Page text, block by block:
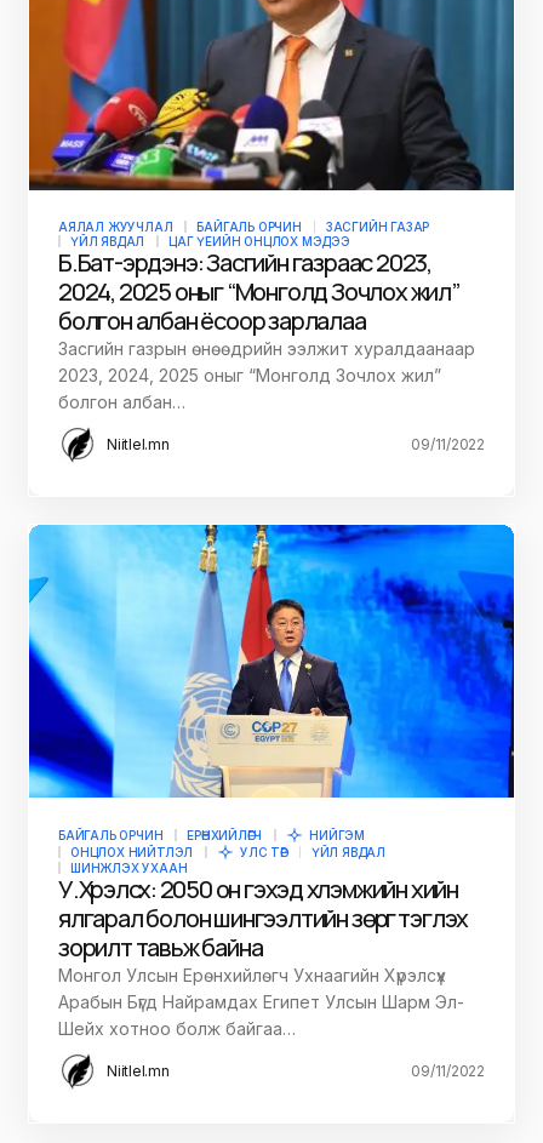
АЯЛАЛ ЖУУЧЛАЛ БАЙГАЛЬ ОРЧИН
ЗАСГИЙН ГАЗАР
ҮЙЛ ЯВДАЛ
ЦАГ ҮЕИЙН ОНЦЛОХ МЭДЭЭ
Б.Бат-эрдэнэ: Засгийн газраас 2023,
2024, 2025 оныг “Монголд Зочлох жил”
болгон албан ёсоор зарлалаа
Засгийн газрын өнөөдрийн ээлжит хуралдаанаар
2023, 2024, 2025 оныг “Монголд Зочлох жил”
болгон албан…
Niitlel.mn 09/11/2022
БАЙГАЛЬ ОРЧИН ЕРӨНХИЙЛӨГЧ
НИЙГЭМ
ОНЦЛОХ НИЙТЛЭЛ
УЛС ТӨР
ҮЙЛ ЯВДАЛ
ШИНЖЛЭХ УХААН
У.Хүрэлсүх: 2050 он гэхэд хүлэмжийн хийн
ялгарал болон шингээлтийн зөрүүг тэглэх
зорилт тавьж байна
Монгол Улсын Ерөнхийлөгч Ухнаагийн Хүрэлсүх
Арабын Бүгд Найрамдах Египет Улсын Шарм Эл-
Шейх хотноо болж байгаа…
Niitlel.mn 09/11/2022